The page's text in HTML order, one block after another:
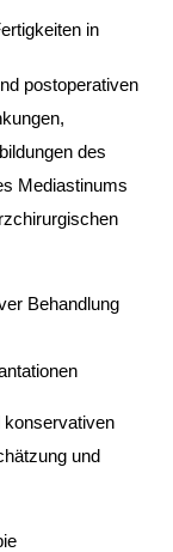
in
postoperativen
des
Mediastinums
Behandlung
konservativen
und